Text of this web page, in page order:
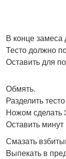
В конце
Тесто должно
Оставить для
Обмять.
Разделить
Ножом сделать
Оставить минут
Смазать
Bыпекать в